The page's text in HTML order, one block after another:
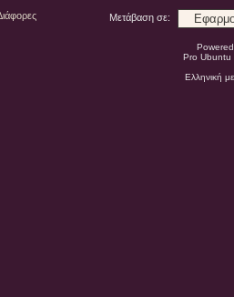
Μετάβαση σε:
Pro
Ελληνική